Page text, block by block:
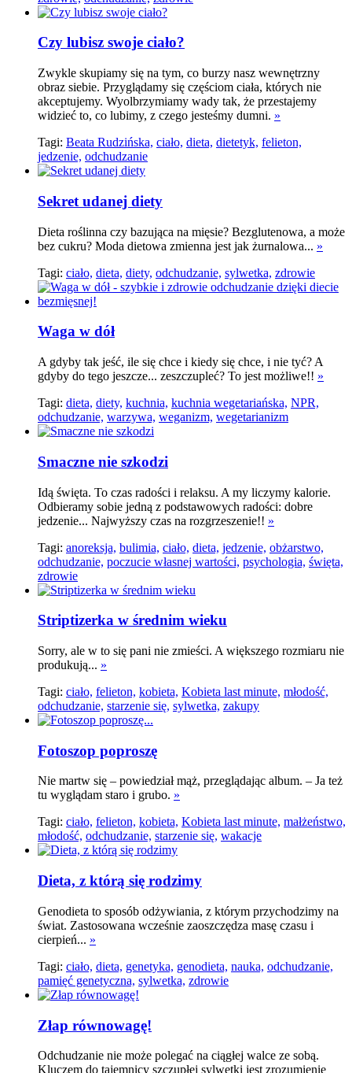
Czy lubisz swoje ciało?
Zwykle skupiamy się na tym, co burzy nasz wewnętrzny
obraz siebie. Przyglądamy się częściom ciała, których nie
akceptujemy. Wyolbrzymiamy wady tak, że przestajemy
widzieć to, co lubimy, z czego jesteśmy dumni. »
Tagi: Beata Rudzińska, ciało, dieta, dietetyk, felieton,
jedzenie, odchudzanie
Sekret udanej diety
Dieta roślinna czy bazująca na mięsie? Bezglutenowa, a może
bez cukru? Moda dietowa zmienna jest jak żurnalowa... »
Tagi: ciało, dieta, diety, odchudzanie, sylwetka, zdrowie
Waga w dół
A gdyby tak jeść, ile się chce i kiedy się chce, i nie tyć? A
gdyby do tego jeszcze... zeszczupleć? To jest możliwe!! »
Tagi: dieta, diety, kuchnia, kuchnia wegetariańska, NPR,
odchudzanie, warzywa, weganizm, wegetarianizm
Smaczne nie szkodzi
Idą święta. To czas radości i relaksu. A my liczymy kalorie.
Odbieramy sobie jedną z podstawowych radości: dobre
jedzenie... Najwyższy czas na rozgrzeszenie!! »
Tagi: anoreksja, bulimia, ciało, dieta, jedzenie, obżarstwo,
odchudzanie, poczucie własnej wartości, psychologia, święta,
zdrowie
Striptizerka w średnim wieku
Sorry, ale w to się pani nie zmieści. A większego rozmiaru nie
produkują... »
Tagi: ciało, felieton, kobieta, Kobieta last minute, młodość,
odchudzanie, starzenie się, sylwetka, zakupy
Fotoszop poproszę
Nie martw się – powiedział mąż, przeglądając album. – Ja też
tu wyglądam staro i grubo. »
Tagi: ciało, felieton, kobieta, Kobieta last minute, małżeństwo,
młodość, odchudzanie, starzenie się, wakacje
Dieta, z którą się rodzimy
Genodieta to sposób odżywiania, z którym przychodzimy na
świat. Zastosowana wcześnie zaoszczędza masę czasu i
cierpień... »
Tagi: ciało, dieta, genetyka, genodieta, nauka, odchudzanie,
pamięć genetyczna, sylwetka, zdrowie
Złap równowagę!
Odchudzanie nie może polegać na ciągłej walce ze sobą.
Kluczem do tajemnicy szczupłej sylwetki jest zrozumienie